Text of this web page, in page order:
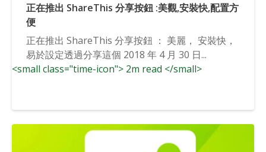
正在推出 ShareThis 分享按鈕 :美觀,安裝快,配置方
便
正在推出 ShareThis 分享按鈕 ： 美麗， 安裝快，
易於設定透過分享這個 2018 年 4 月 30 日...
<small class="time-icon"> 2m read </small>